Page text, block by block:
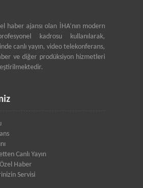
haber ajansı olan İHA’nın modern
kadrosu kullanılarak,
canlı yayın, video telekonferans,
ve diğer prodüksiyon hizmetleri
Canlı Yayın
Haber
Servisi